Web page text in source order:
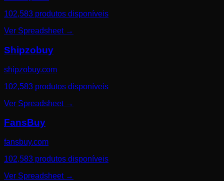
102,583 produtos disponíveis
Ver Spreadsheet→
Shipzobuy
shipzobuy.com
102,583 produtos disponíveis
Ver Spreadsheet→
FansBuy
fansbuy.com
102,583 produtos disponíveis
Ver Spreadsheet→